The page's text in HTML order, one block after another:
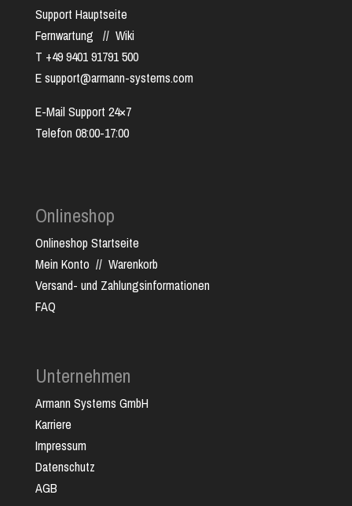
Support Hauptseite
Fernwartung // Wiki
T +49 9401 91791 500
E support@armann-systems.com
E-Mail Support 24×7
Telefon 08:00-17:00
Onlineshop
Onlineshop Startseite
Mein Konto // Warenkorb
Versand- und Zahlungsinformationen
FAQ
Unternehmen
Armann Systems GmbH
Karriere
Impressum
Datenschutz
AGB